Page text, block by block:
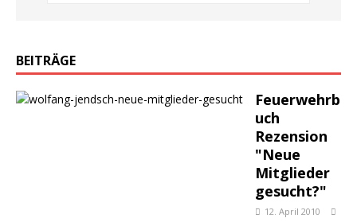
BEITRÄGE
Feuerwehrb
uch
Rezension
"Neue
Mitglieder
gesucht?"
12. April 2010